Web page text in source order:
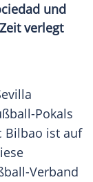
und
verlegt
Pokals
Bilbao ist auf
Verband